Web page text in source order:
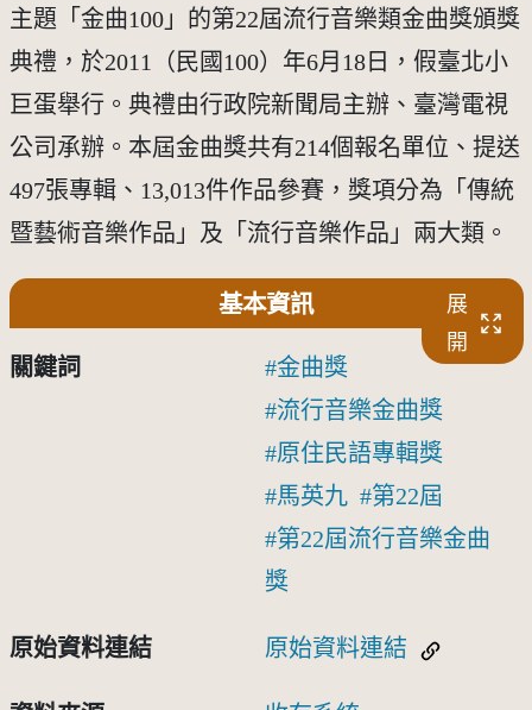
主題「金曲100」的第22屆流行音樂類金曲獎頒獎
典禮，於2011（民國100）年6月18日，假臺北小
巨蛋舉行。典禮由行政院新聞局主辦、臺灣電視
公司承辦。本屆金曲獎共有214個報名單位、提送
497張專輯、13,013件作品參賽，獎項分為「傳統
暨藝術音樂作品」及「流行音樂作品」兩大類。
基本資訊
展
開
關鍵詞
金曲獎
流行音樂金曲獎
原住民語專輯獎
馬英九
第22屆
第22屆流行音樂金曲
獎
原始資料連結 原始資料連結